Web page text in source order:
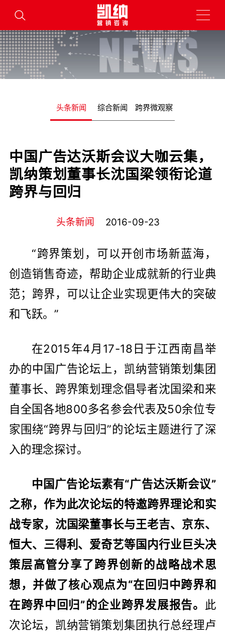
头条新闻 综合新闻 跨界微观察
中国广告达沃斯会议大咖云集，
凯纳策划董事长沈国梁领衔论道
跨界与回归
头条新闻 2016-09-23
“跨界策划，可以开创市场新蓝海，
创造销售奇迹，帮助企业成就新的行业典
范；跨界，可以让企业实现更伟大的突破
和飞跃。”
在2015年4月17-18日于江西南昌举
办的中国广告论坛上，凯纳营销策划集团
董事长、跨界策划理念倡导者沈国梁和来
自全国各地800多名参会代表及50余位专
家围绕“跨界与回归”的论坛主题进行了深
入的理念探讨。
中国广告论坛素有“广告达沃斯会议”
之称，作为此次论坛的特邀跨界理论和实
战专家，沈国梁董事长与王老吉、京东、
恒大、三得利、爱奇艺等国内行业巨头决
策层高管分享了跨界创新的战略战术思
想，并做了核心观点为“在回归中跨界和
在跨界中回归”的企业跨界发展报告。 此
次论坛，凯纳营销策划集团执行总经理卢